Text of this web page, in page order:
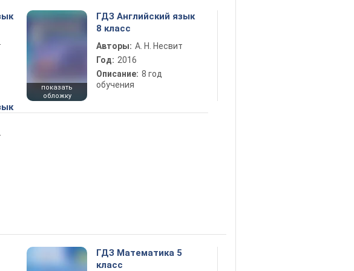
показать
обложку
ГДЗ Английский язык
8 класс
Авторы: А. Н. Несвит
Год: 2016
Описание: 8 год
обучения
ГДЗ Математика 5
класс